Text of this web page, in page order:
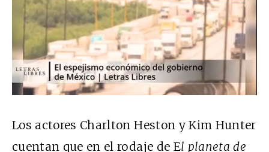
Los actores Charlton Heston y Kim Hunter
cuentan que en el rodaje de El planeta de